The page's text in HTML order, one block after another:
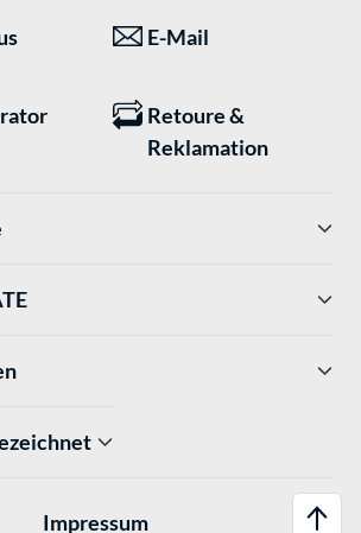
E-Mail
Retoure &
Reklamation
Impressum